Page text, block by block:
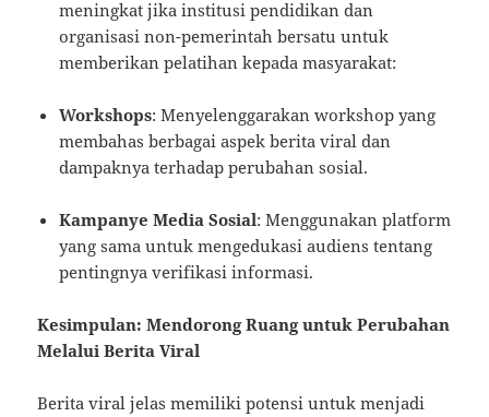
meningkat jika institusi pendidikan dan
organisasi non-pemerintah bersatu untuk
memberikan pelatihan kepada masyarakat:
Workshops: Menyelenggarakan workshop yang
membahas berbagai aspek berita viral dan
dampaknya terhadap perubahan sosial.
Kampanye Media Sosial: Menggunakan platform
yang sama untuk mengedukasi audiens tentang
pentingnya verifikasi informasi.
Kesimpulan: Mendorong Ruang untuk Perubahan
Melalui Berita Viral
Berita viral jelas memiliki potensi untuk menjadi